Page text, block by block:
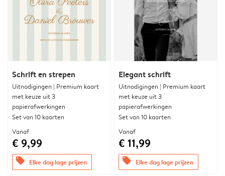
Schrift en strepen
Uitnodigingen | Premium kaart
met keuze uit 3
papierafwerkingen
Set van 10 kaarten
Vanaf
€ 9,99
offers Elke dag lage prijzen
Elegant schrift
Uitnodigingen | Premium kaart
met keuze uit 3
papierafwerkingen
Set van 10 kaarten
Vanaf
€ 11,99
offers Elke dag lage prijzen